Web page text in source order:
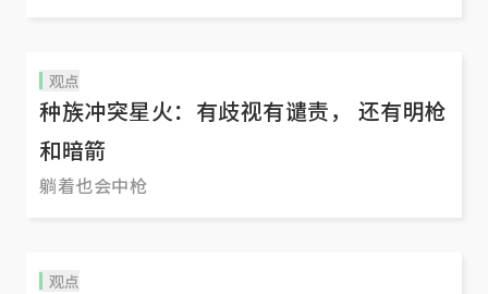
观点
种族冲突星火：有歧视有谴责， 还有明枪
和暗箭
躺着也会中枪
观点